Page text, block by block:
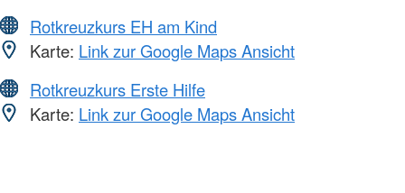
Rotkreuzkurs EH am Kind
Karte: Link zur Google Maps Ansicht
Rotkreuzkurs Erste Hilfe
Karte: Link zur Google Maps Ansicht